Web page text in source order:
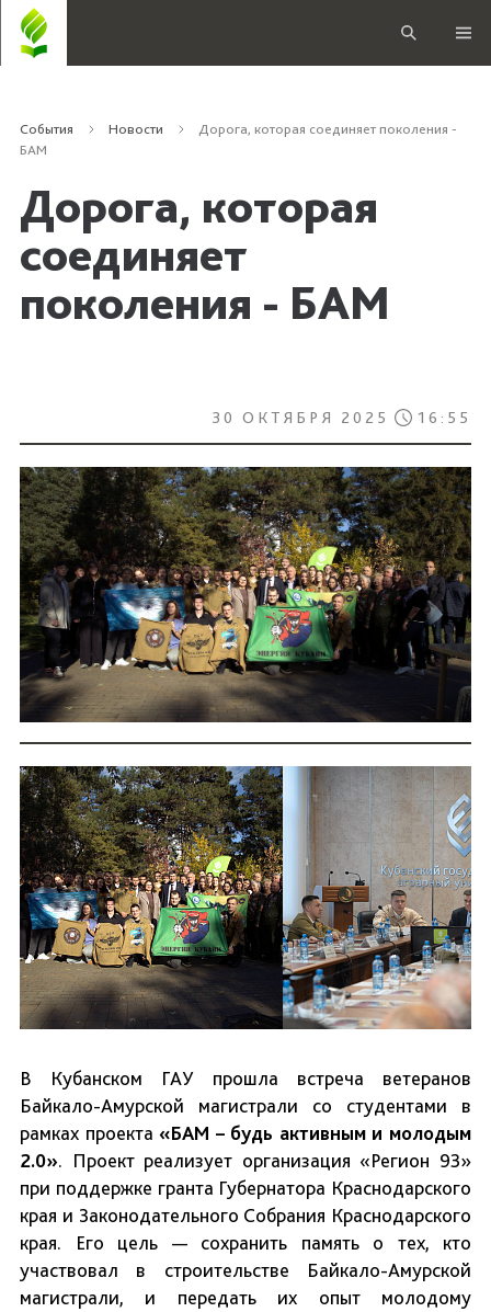
События Новости
Дорога, которая соединяет поколения -
БАМ
Дорога, которая
соединяет
поколения - БАМ
30 ОКТЯБРЯ 2025 16:55
В Кубанском ГАУ прошла встреча ветеранов
Байкало-Амурской магистрали со студентами в
рамках проекта«БАМ – будь активным и молодым
2.0». Проект реализует организация «Регион 93»
при поддержке гранта Губернатора Краснодарского
края и Законодательного Собрания Краснодарского
края. Его цель — сохранить память о тех, кто
участвовал в строительстве Байкало-Амурской
магистрали, и передать их опыт молодому